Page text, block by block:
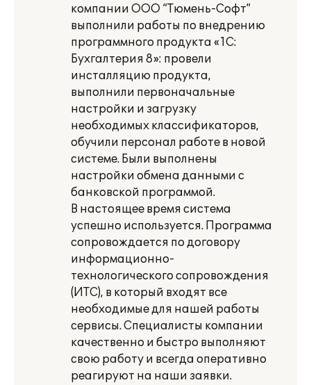
компании ООО “Тюмень-Софт”
выполнили работы по внедрению
программного продукта «1С:
Бухгалтерия 8»: провели
инсталляцию продукта,
выполнили первоначальные
настройки и загрузку
необходимых классификаторов,
обучили персонал работе в новой
системе. Были выполнены
настройки обмена данными с
банковской программой.
В настоящее время система
успешно используется. Программа
сопровождается по договору
информационно-
технологического сопровождения
(ИТС), в который входят все
необходимые для нашей работы
сервисы. Специалисты компании
качественно и быстро выполняют
свою работу и всегда оперативно
реагируют на наши заявки.